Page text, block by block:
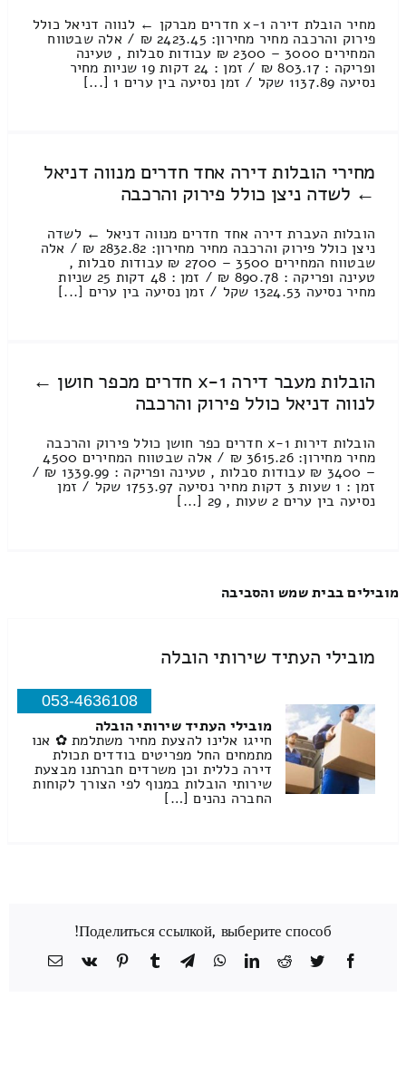
מחיר הובלת דירה 1-x חדרים מברקן ← לנווה דניאל כולל
פירוק והרכבה מחיר מחירון: 2423.45 ₪ / אלה שבטווח
המחירים 3000 – 2300 ₪ עבודות סבלות , טעינה
ופריקה : 803.17 ₪ / זמן : 24 דקות 19 שניות מחיר
נסיעה 1137.89 שקל / זמן נסיעה בין ערים 1 [...]
מחירי הובלות דירה אחד חדרים מנווה דניאל
← לשדה ניצן כולל פירוק והרכבה
הובלות העברת דירה אחד חדרים מנווה דניאל ← לשדה
ניצן כולל פירוק והרכבה מחיר מחירון: 2832.82 ₪ / אלה
שבטווח המחירים 3500 – 2700 ₪ עבודות סבלות ,
טעינה ופריקה : 890.78 ₪ / זמן : 48 דקות 25 שניות
מחיר נסיעה 1324.53 שקל / זמן נסיעה בין ערים [...]
הובלות מעבר דירה 1-x חדרים מכפר חושן ←
לנווה דניאל כולל פירוק והרכבה
הובלות דירות 1-x חדרים כפר חושן כולל פירוק והרכבה
מחיר מחירון: 3615.26 ₪ / אלה שבטווח המחירים 4500
– 3400 ₪ עבודות סבלות , טעינה ופריקה : 1339.99 ₪ /
זמן : 1 שעות 3 דקות מחיר נסיעה 1753.97 שקל / זמן
נסיעה בין ערים 2 שעות , 29 [...]
מובילים בבית שמש והסביבה
מובילי העתיד שירותי הובלה
053-4636108
מובילי העתיד שירותי הובלה
חייגו אלינו להצעת מחיר משתלמת ✿ אנו
מתמחים החל מפריטים בודדים תכולת
דירה כללית וכן משרדים חברתנו מבצעת
שירותי הובלות במנוף לפי הצורך לקוחות
החברה נהנים […]
Поделиться ссылкой, выберите способ!
Facebook
Twitter
Reddit
LinkedIn
WhatsApp
Telegram
Tumblr
Pinterest
Vk
כתובת